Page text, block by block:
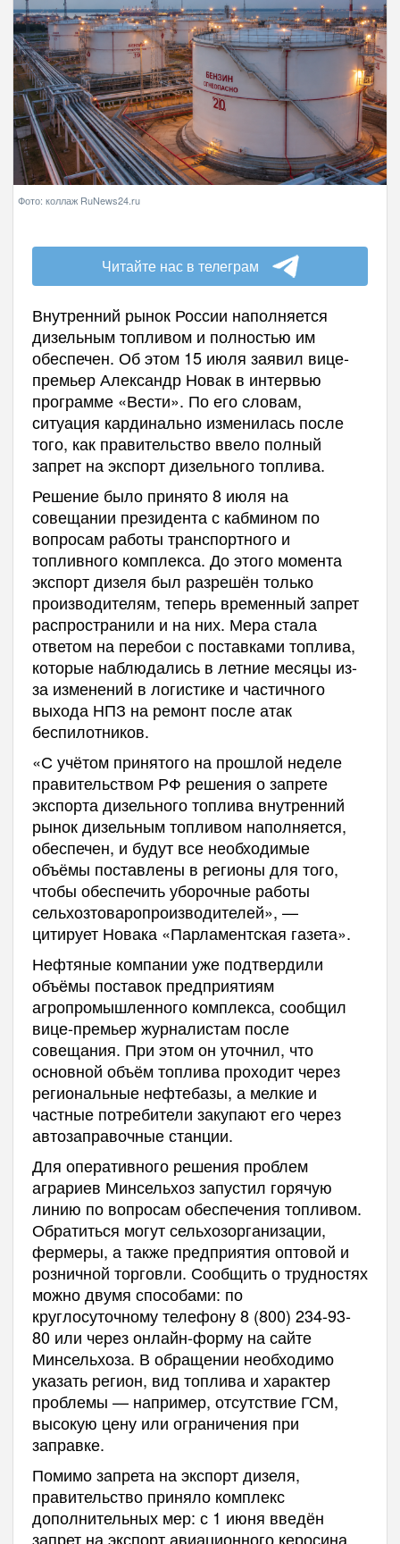
Фото: коллаж RuNews24.ru
Читайте нас в телеграм
Внутренний рынок России наполняется
дизельным топливом и полностью им
обеспечен. Об этом 15 июля заявил вице-
премьер Александр Новак в интервью
программе «Вести». По его словам,
ситуация кардинально изменилась после
того, как правительство ввело полный
запрет на экспорт дизельного топлива.
Решение было принято 8 июля на
совещании президента с кабмином по
вопросам работы транспортного и
топливного комплекса. До этого момента
экспорт дизеля был разрешён только
производителям, теперь временный запрет
распространили и на них. Мера стала
ответом на перебои с поставками топлива,
которые наблюдались в летние месяцы из-
за изменений в логистике и частичного
выхода НПЗ на ремонт после атак
беспилотников.
«С учётом принятого на прошлой неделе
правительством РФ решения о запрете
экспорта дизельного топлива внутренний
рынок дизельным топливом наполняется,
обеспечен, и будут все необходимые
объёмы поставлены в регионы для того,
чтобы обеспечить уборочные работы
сельхозтоваропроизводителей», —
цитирует Новака «Парламентская газета».
Нефтяные компании уже подтвердили
объёмы поставок предприятиям
агропромышленного комплекса, сообщил
вице-премьер журналистам после
совещания. При этом он уточнил, что
основной объём топлива проходит через
региональные нефтебазы, а мелкие и
частные потребители закупают его через
автозаправочные станции.
Для оперативного решения проблем
аграриев Минсельхоз запустил горячую
линию по вопросам обеспечения топливом.
Обратиться могут сельхозорганизации,
фермеры, а также предприятия оптовой и
розничной торговли. Сообщить о трудностях
можно двумя способами: по
круглосуточному телефону 8 (800) 234-93-
80 или через онлайн-форму на сайте
Минсельхоза. В обращении необходимо
указать регион, вид топлива и характер
проблемы — например, отсутствие ГСМ,
высокую цену или ограничения при
заправке.
Помимо запрета на экспорт дизеля,
правительство приняло комплекс
дополнительных мер: с 1 июня введён
запрет на экспорт авиационного керосина